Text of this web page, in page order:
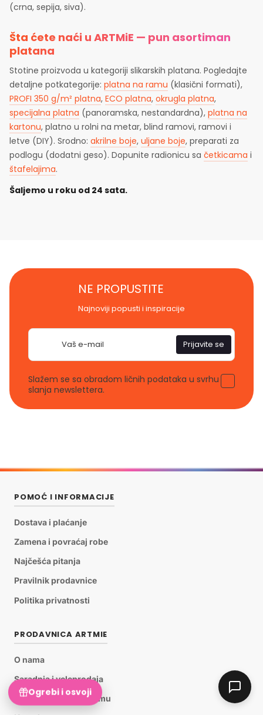
(crna, sepija, siva).
Šta ćete naći u ARTMiE — pun asortiman
platana
Stotine proizvoda u kategoriji slikarskih platana. Pogledajte
detaljne potkategorije: platna na ramu (klasični formati),
PROFI 350 g/m² platna, ECO platna, okrugla platna,
specijalna platna (panoramska, nestandardna), platna na
kartonu, platno u rolni na metar, blind ramovi, ramovi i
letve (DIY). Srodno: akrilne boje, uljane boje, preparati za
podlogu (dodatni geso). Dopunite radionicu sa četkicama i
štafelajima.
Šaljemo u roku od 24 sata.
NE PROPUSTITE
Najnoviji popusti i inspiracije
Prijavite se
Slažem se sa obradom ličnih podataka u svrhu
slanja newslettera.
POMOĆ I INFORMACIJE
Dostava i plaćanje
Zamena i povraćaj robe
Najčešća pitanja
Pravilnik prodavnice
Politika privatnosti
PRODAVNICA ARTMIE
O nama
Saradnja i veleprodaja
Pridruži se ARTMiE timu
Ogrebi i osvoji